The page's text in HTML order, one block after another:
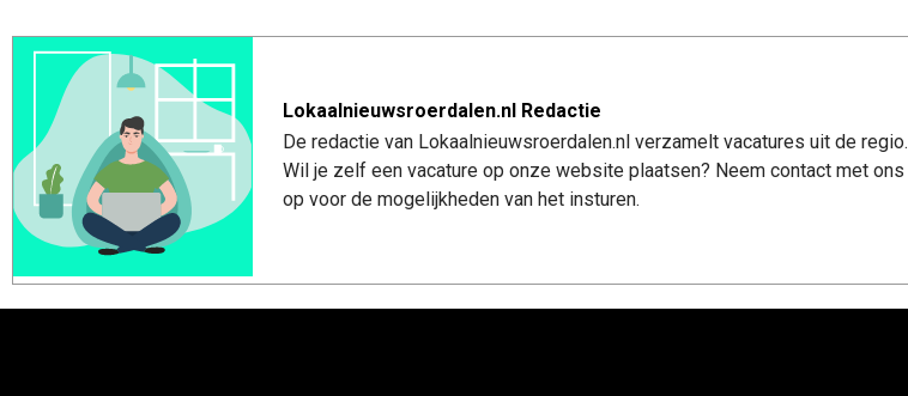
Lokaalnieuwsroerdalen.nl Redactie
De redactie van Lokaalnieuwsroerdalen.nl verzamelt vacatures uit de regio.
Wil je zelf een vacature op onze website plaatsen? Neem contact met ons
op voor de mogelijkheden van het insturen.